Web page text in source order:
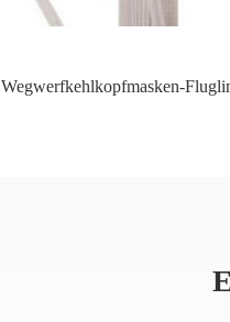
Wegwerfkehlkopfmasken-